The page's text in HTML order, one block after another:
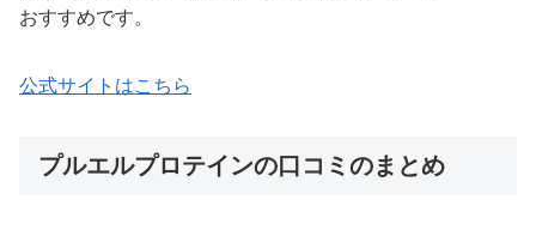
おすすめです。
公式サイトはこちら
プルエルプロテインの口コミのまとめ